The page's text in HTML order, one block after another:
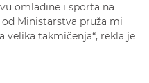
omladine i sporta na
Ministarstva pruža mi
velika takmičenja“, rekla je